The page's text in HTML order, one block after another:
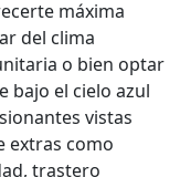
máxima
del clima
o bien optar
bajo el cielo azul
vistas
extras como
trastero